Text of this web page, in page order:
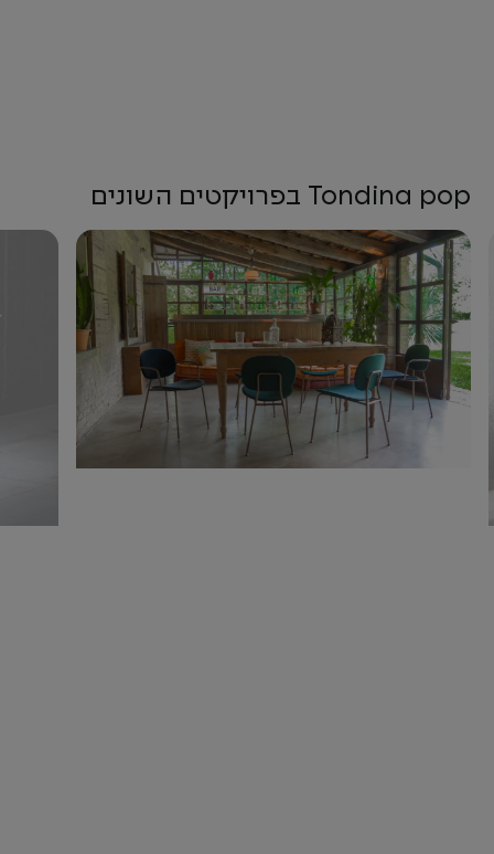
Tondina pop בפרויקטים השונים